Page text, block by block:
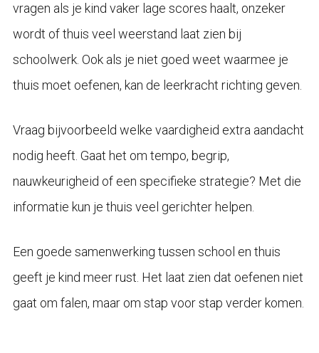
vragen als je kind vaker lage scores haalt, onzeker
wordt of thuis veel weerstand laat zien bij
schoolwerk. Ook als je niet goed weet waarmee je
thuis moet oefenen, kan de leerkracht richting geven.
Vraag bijvoorbeeld welke vaardigheid extra aandacht
nodig heeft. Gaat het om tempo, begrip,
nauwkeurigheid of een specifieke strategie? Met die
informatie kun je thuis veel gerichter helpen.
Een goede samenwerking tussen school en thuis
geeft je kind meer rust. Het laat zien dat oefenen niet
gaat om falen, maar om stap voor stap verder komen.